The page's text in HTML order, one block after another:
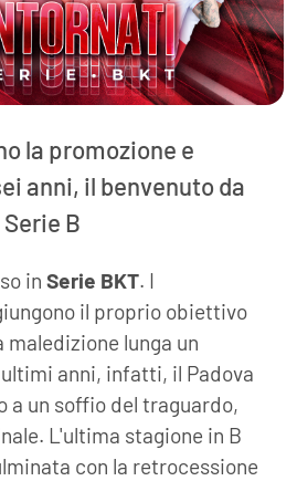
la promozione e
anni, il benvenuto da
B
in Serie BKT. I
il proprio obiettivo
maledizione lunga un
anni, infatti, il Padova
a un soffio del traguardo,
L'ultima stagione in B
con la retrocessione